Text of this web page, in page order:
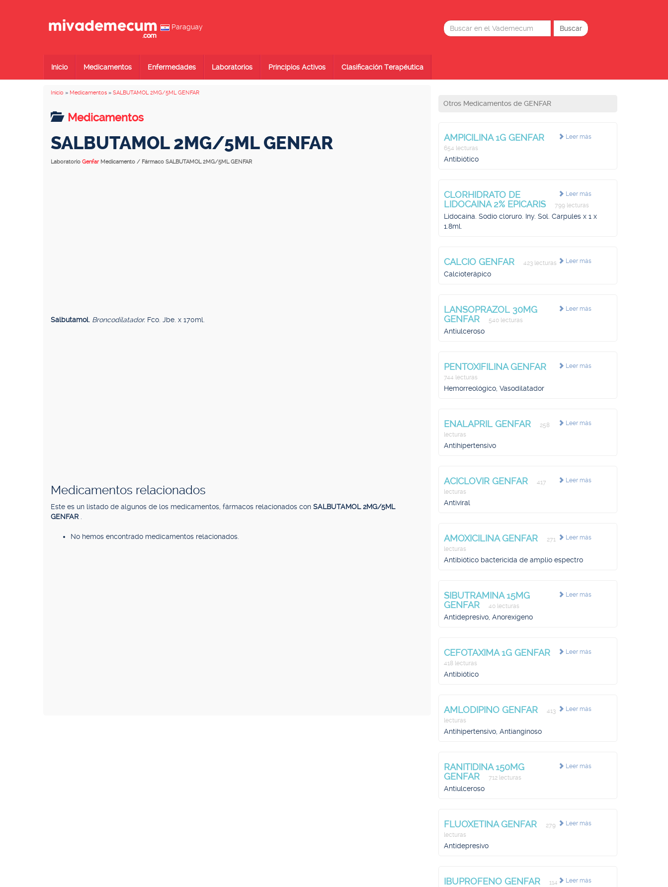
Paraguay
Inicio Medicamentos Enfermedades Laboratorios Principios Activos Clasificación Terapéutica
Inicio » Medicamentos » SALBUTAMOL 2MG/5ML GENFAR
Medicamentos
SALBUTAMOL 2MG/5ML GENFAR
Laboratorio Genfar Medicamento / Fármaco SALBUTAMOL 2MG/5ML GENFAR
Salbutamol. Broncodilatador. Fco. Jbe. x 170ml.
Medicamentos relacionados
Este es un listado de algunos de los medicamentos, fármacos relacionados con SALBUTAMOL 2MG/5ML
GENFAR
No hemos encontrado medicamentos relacionados.
Otros Medicamentos de GENFAR
Leer más
AMPICILINA 1G GENFAR
654 lecturas
Antibiótico
Leer más
CLORHIDRATO DE
LIDOCAINA 2% EPICARIS
799 lecturas
Lidocaína. Sodio cloruro. Iny. Sol. Carpules x 1 x
1.8ml.
Leer más
CALCIO GENFAR 423 lecturas
Calcioterápico
Leer más
LANSOPRAZOL 30MG
GENFAR
540 lecturas
Antiulceroso
Leer más
PENTOXIFILINA GENFAR
744 lecturas
Hemorreológico, Vasodilatador
Leer más
ENALAPRIL GENFAR
258
lecturas
Antihipertensivo
Leer más
ACICLOVIR GENFAR
417
lecturas
Antiviral
Leer más
AMOXICILINA GENFAR
271
lecturas
Antibiótico bactericida de amplio espectro
Leer más
SIBUTRAMINA 15MG
GENFAR
40 lecturas
Antidepresivo, Anorexígeno
Leer más
CEFOTAXIMA 1G GENFAR
418 lecturas
Antibiótico
Leer más
AMLODIPINO GENFAR
413
lecturas
Antihipertensivo, Antianginoso
Leer más
RANITIDINA 150MG
GENFAR
712 lecturas
Antiulceroso
Leer más
FLUOXETINA GENFAR
279
lecturas
Antidepresivo
Leer más
IBUPROFENO GENFAR
114